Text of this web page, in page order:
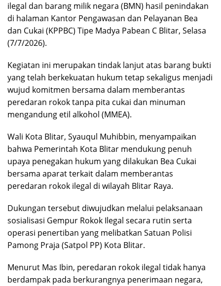
ilegal dan barang milik negara (BMN) hasil penindakan
di halaman Kantor Pengawasan dan Pelayanan Bea
dan Cukai (KPPBC) Tipe Madya Pabean C Blitar, Selasa
(7/7/2026).
Kegiatan ini merupakan tindak lanjut atas barang bukti
yang telah berkekuatan hukum tetap sekaligus menjadi
wujud komitmen bersama dalam memberantas
peredaran rokok tanpa pita cukai dan minuman
mengandung etil alkohol (MMEA).
Wali Kota Blitar, Syauqul Muhibbin, menyampaikan
bahwa Pemerintah Kota Blitar mendukung penuh
upaya penegakan hukum yang dilakukan Bea Cukai
bersama aparat terkait dalam memberantas
peredaran rokok ilegal di wilayah Blitar Raya.
Dukungan tersebut diwujudkan melalui pelaksanaan
sosialisasi Gempur Rokok Ilegal secara rutin serta
operasi penertiban yang melibatkan Satuan Polisi
Pamong Praja (Satpol PP) Kota Blitar.
Menurut Mas Ibin, peredaran rokok ilegal tidak hanya
berdampak pada berkurangnya penerimaan negara,